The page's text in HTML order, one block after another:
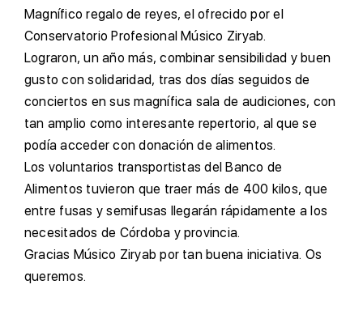
Magnífico regalo de reyes, el ofrecido por el
Conservatorio Profesional Músico Ziryab.
Lograron, un año más, combinar sensibilidad y buen
gusto con solidaridad, tras dos días seguidos de
conciertos en sus magnífica sala de audiciones, con
tan amplio como interesante repertorio, al que se
podía acceder con donación de alimentos.
Los voluntarios transportistas del Banco de
Alimentos tuvieron que traer más de 400 kilos, que
entre fusas y semifusas llegarán rápidamente a los
necesitados de Córdoba y provincia.
Gracias Músico Ziryab por tan buena iniciativa. Os
queremos.